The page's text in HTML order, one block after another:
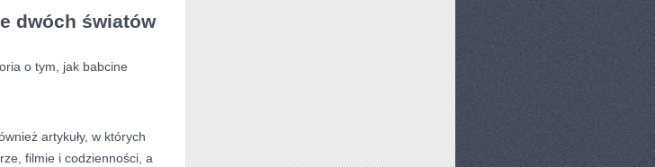
dwóch światów
o tym, jak babcine
artykuły, w których
filmie i codzienności, a